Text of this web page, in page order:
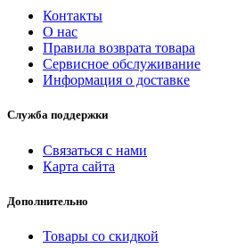
Контакты
О нас
Правила возврата товара
Сервисное обслуживание
Информация о доставке
Служба поддержки
Связаться с нами
Карта сайта
Дополнительно
Товары со скидкой